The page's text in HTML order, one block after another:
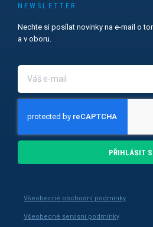
NEWSLETTER
Nechte si posílat novinky na e-mail o
a v oboru.
PŘIHLÁSIT
Všeobecné obchodní podmínky
Všeobecné servisní podmínky